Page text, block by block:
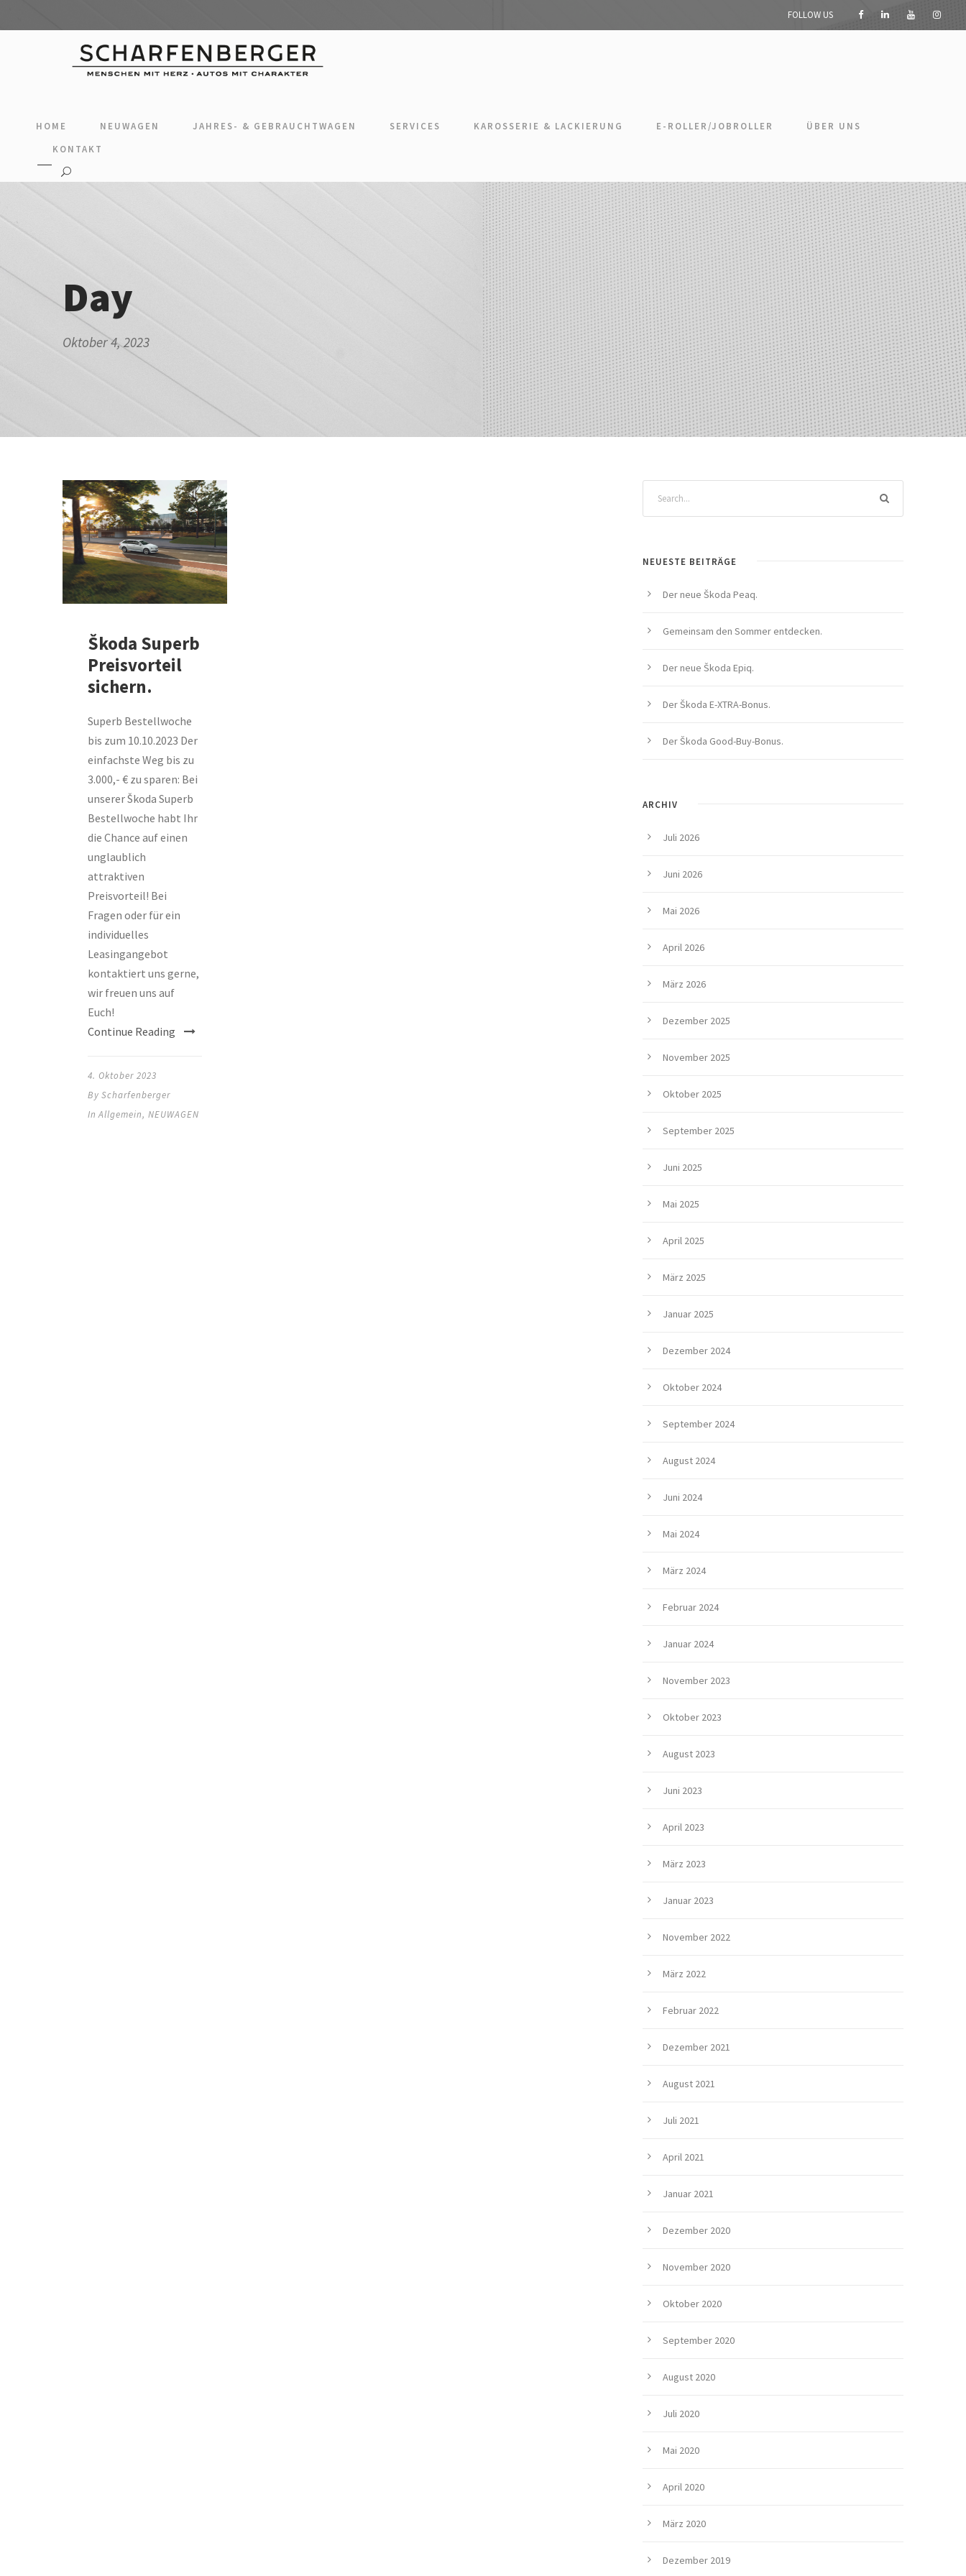
FOLLOW US
HOME NEUWAGEN JAHRES- & GEBRAUCHTWAGEN SERVICES KAROSSERIE & LACKIERUNG E-ROLLER/JOBROLLER
ÜBER UNS
KONTAKT
Day
Oktober 4, 2023
Škoda Superb
Preisvorteil
sichern.
Superb Bestellwoche
bis zum 10.10.2023 Der
einfachste Weg bis zu
3.000,- € zu sparen: Bei
unserer Škoda Superb
Bestellwoche habt Ihr
die Chance auf einen
unglaublich
attraktiven
Preisvorteil! Bei
Fragen oder für ein
individuelles
Leasingangebot
kontaktiert uns gerne,
wir freuen uns auf
Euch!
Continue Reading
4. Oktober 2023
By Scharfenberger
In Allgemein, NEUWAGEN
NEUESTE BEITRÄGE
Der neue Škoda Peaq.
Gemeinsam den Sommer entdecken.
Der neue Škoda Epiq.
Der Škoda E-XTRA-Bonus.
Der Škoda Good-Buy-Bonus.
ARCHIV
Juli 2026
Juni 2026
Mai 2026
April 2026
März 2026
Dezember 2025
November 2025
Oktober 2025
September 2025
Juni 2025
Mai 2025
April 2025
März 2025
Januar 2025
Dezember 2024
Oktober 2024
September 2024
August 2024
Juni 2024
Mai 2024
März 2024
Februar 2024
Januar 2024
November 2023
Oktober 2023
August 2023
Juni 2023
April 2023
März 2023
Januar 2023
November 2022
März 2022
Februar 2022
Dezember 2021
August 2021
Juli 2021
April 2021
Januar 2021
Dezember 2020
November 2020
Oktober 2020
September 2020
August 2020
Juli 2020
Mai 2020
April 2020
März 2020
Dezember 2019